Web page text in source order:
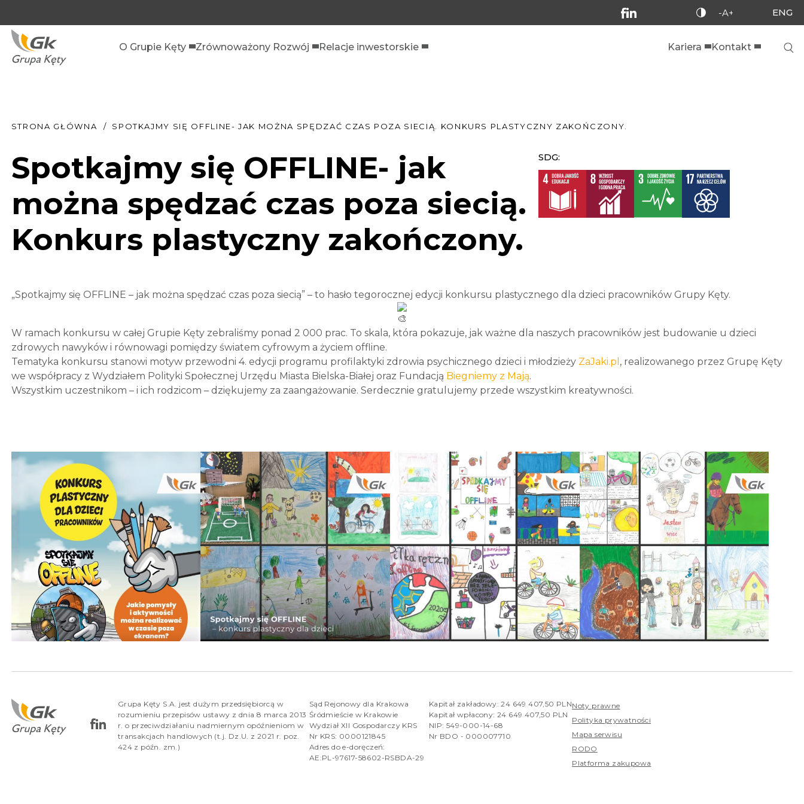
-A+ ENG
O Grupie Kęty Zrównoważony Rozwój Relacje inwestorskie Kariera Kontakt
STRONA GŁÓWNA SPOTKAJMY SIĘ OFFLINE- JAK MOŻNA SPĘDZAĆ CZAS POZA SIECIĄ. KONKURS PLASTYCZNY ZAKOŃCZONY.
Spotkajmy się OFFLINE- jak
można spędzać czas poza siecią.
Konkurs plastyczny zakończony.
SDG:
„Spotkajmy się OFFLINE – jak można spędzać czas poza siecią” – to hasło tegorocznej edycji konkursu plastycznego dla dzieci pracowników Grupy Kęty.
W ramach konkursu w całej Grupie Kęty zebraliśmy ponad 2 000 prac. To skala, która pokazuje, jak ważne dla naszych pracowników jest budowanie u dzieci
zdrowych nawyków i równowagi pomiędzy światem cyfrowym a życiem offline.
Tematyka konkursu stanowi motyw przewodni 4. edycji programu profilaktyki zdrowia psychicznego dzieci i młodzieży ZaJaki.pl , realizowanego przez Grupę Kęty
we współpracy z Wydziałem Polityki Społecznej Urzędu Miasta Bielska-Białej oraz Fundacją Biegniemy z Mają.
Wszystkim uczestnikom – i ich rodzicom – dziękujemy za zaangażowanie. Serdecznie gratulujemy przede wszystkim kreatywności.
Grupa Kęty S.A. jest dużym przedsiębiorcą w
rozumieniu przepisów ustawy z dnia 8 marca 2013
r. o przeciwdziałaniu nadmiernym opóźnieniom w
transakcjach handlowych (t.j. Dz.U. z 2021 r. poz.
424 z późn. zm.)
Sąd Rejonowy dla Krakowa
Śródmieście w Krakowie
Wydział XII Gospodarczy KRS
Nr KRS: 0000121845
Adres do e-doręczeń:
AE:PL-97617-58602-RSBDA-29
Kapitał zakładowy: 24 649 407,50 PLN
Kapitał wpłacony: 24 649 407,50 PLN
NIP: 549-000-14-68
Nr BDO - 000007710
Noty prawne
Polityka prywatności
Mapa serwisu
RODO
Platforma zakupowa